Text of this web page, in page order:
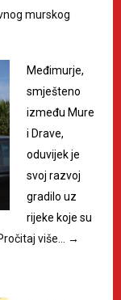
murskog
Međimurje,
smješteno
između Mure
i Drave,
oduvijek je
svoj razvoj
gradilo uz
rijeke koje su
više… →